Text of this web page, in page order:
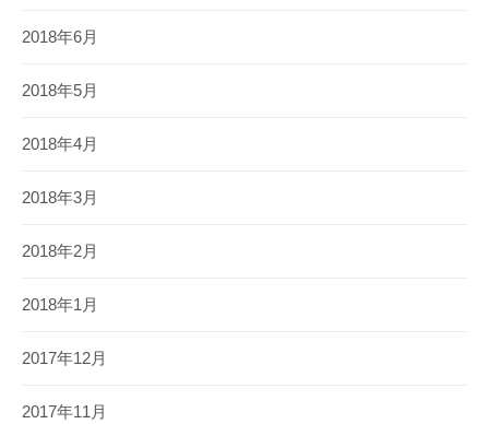
2018年6月
2018年5月
2018年4月
2018年3月
2018年2月
2018年1月
2017年12月
2017年11月